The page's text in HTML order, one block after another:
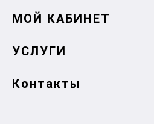
МОЙ КАБИНЕТ
УСЛУГИ
Контакты